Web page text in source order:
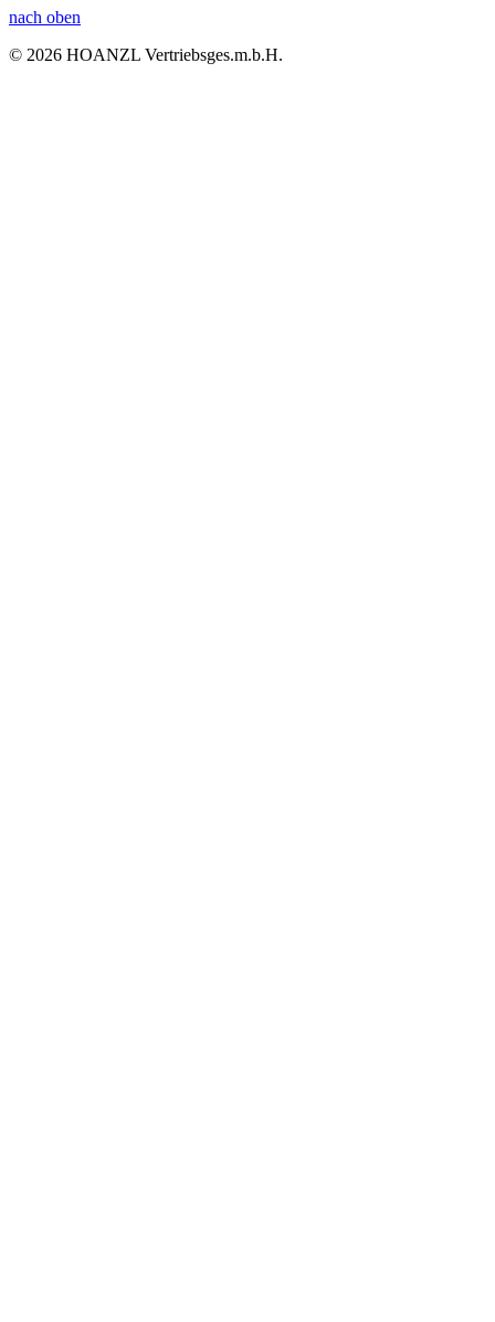
nach oben
© 2026 HOANZL Vertriebsges.m.b.H.